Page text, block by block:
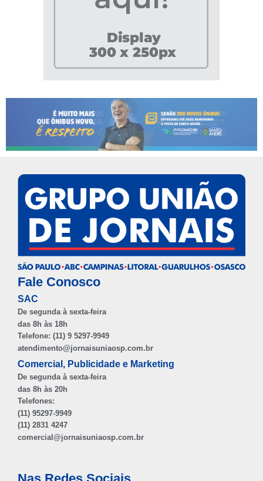
Fale Conosco
SAC
De segunda à sexta-feira
das 8h às 18h
Telefone: (11) 9 5297-9949
atendimento@jornaisuniaosp.com.br
Comercial, Publicidade e Marketing
De segunda à sexta-feira
das 8h às 20h
Telefones:
(11) 95297-9949
(11) 2831 4247
comercial@jornaisuniaosp.com.br